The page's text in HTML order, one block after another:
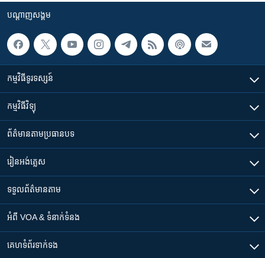
បណ្តាញ​សង្គម
កម្មវិធី​ទូរទស្សន៍
កម្មវិធី​វិទ្យុ
ព័ត៌មាន​តាមប្រធានបទ​
រៀន​​អង់គ្លេស
ទទួល​ព័ត៌មាន​តាម
អំពី​ VOA & ទំនាក់ទំនង
គេហទំព័រ​​ទាក់ទង